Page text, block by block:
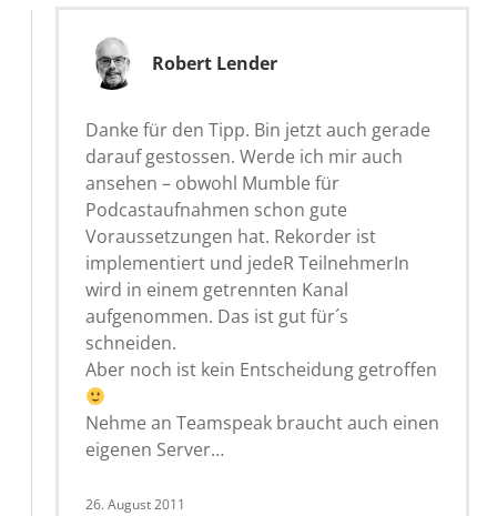
Robert Lender
Danke für den Tipp. Bin jetzt auch gerade
darauf gestossen. Werde ich mir auch
ansehen – obwohl Mumble für
Podcastaufnahmen schon gute
Voraussetzungen hat. Rekorder ist
implementiert und jedeR TeilnehmerIn
wird in einem getrennten Kanal
aufgenommen. Das ist gut für´s
schneiden.
Aber noch ist kein Entscheidung getroffen
Nehme an Teamspeak braucht auch einen
eigenen Server…
26. August 2011